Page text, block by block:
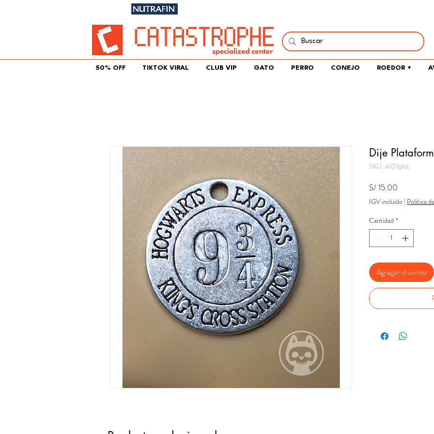
50% OFF TIKTOK VIRAL CLUB VIP GATO PERRO CONEJO ROEDOR +
Dije
SKU: ali09plat
S/ 15.00
IGV incluido | Politica
Cantidad *
Agregar al carrito